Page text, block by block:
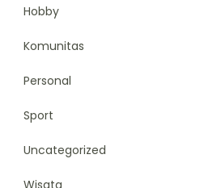
Hobby
Komunitas
Personal
Sport
Uncategorized
Wisata